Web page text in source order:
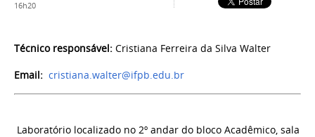
16h20
Técnico responsável: Cristiana Ferreira da Silva Walter
Email: cristiana.walter@ifpb.edu.br
Laboratório localizado no 2º andar do bloco Acadêmico, sala